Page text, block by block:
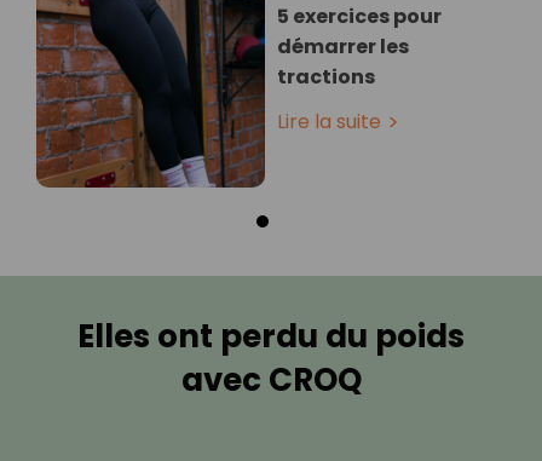
5 exercices pour
démarrer les
tractions
Lire la suite
Elles ont perdu du poids
avec CROQ